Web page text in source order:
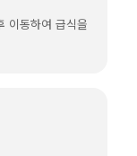
이동하여 급식을